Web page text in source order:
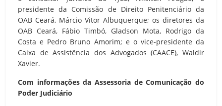
presidente da Comissão de Direito Penitenciário da
OAB Ceará, Márcio Vitor Albuquerque; os diretores da
OAB Ceará, Fábio Timbó, Gladson Mota, Rodrigo da
Costa e Pedro Bruno Amorim; e o vice-presidente da
Caixa de Assistência dos Advogados (CAACE), Waldir
Xavier.
Com informações da Assessoria de Comunicação do
Poder Judiciário